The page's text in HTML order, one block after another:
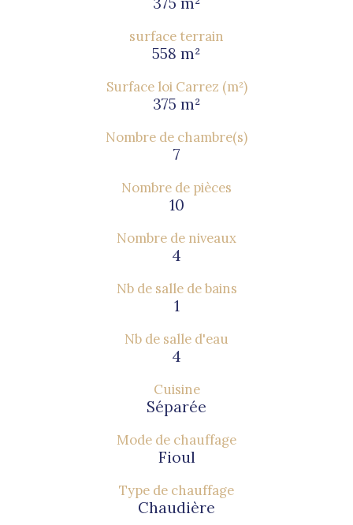
surface terrain
558 m²
Surface loi Carrez (m²)
375 m²
Nombre de chambre(s)
7
Nombre de pièces
10
Nombre de niveaux
4
Nb de salle de bains
1
Nb de salle d'eau
4
Cuisine
Séparée
Mode de chauffage
Fioul
Type de chauffage
Chaudière